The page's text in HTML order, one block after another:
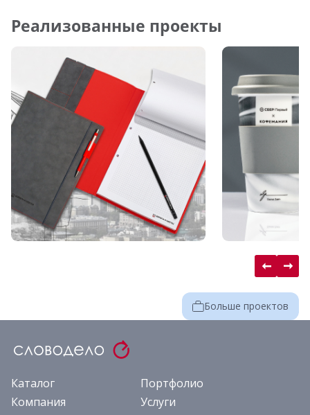
Реализованные проекты
Больше проектов
Каталог
Портфолио
Компания
Услуги